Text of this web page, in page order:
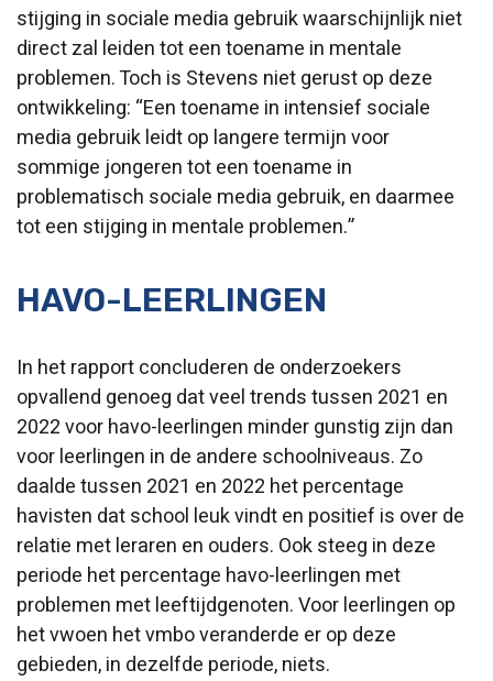
stijging in sociale media gebruik waarschijnlijk niet
direct zal leiden tot een toename in mentale
problemen. Toch is Stevens niet gerust op deze
ontwikkeling: “Een toename in intensief sociale
media gebruik leidt op langere termijn voor
sommige jongeren tot een toename in
problematisch sociale media gebruik, en daarmee
tot een stijging in mentale problemen.”
HAVO-LEERLINGEN
In het rapport concluderen de onderzoekers
opvallend genoeg dat veel trends tussen 2021 en
2022 voor havo-leerlingen minder gunstig zijn dan
voor leerlingen in de andere schoolniveaus. Zo
daalde tussen 2021 en 2022 het percentage
havisten dat school leuk vindt en positief is over de
relatie met leraren en ouders. Ook steeg in deze
periode het percentage havo-leerlingen met
problemen met leeftijdgenoten. Voor leerlingen op
het vwoen het vmbo veranderde er op deze
gebieden, in dezelfde periode, niets.